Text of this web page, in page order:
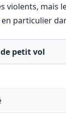
violents,
particulier
petit vol